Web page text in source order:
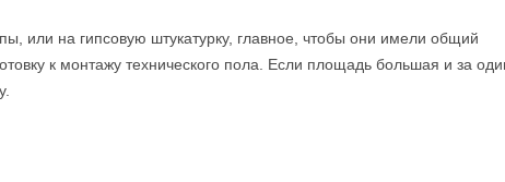
или на гипсовую штукатурку, главное, чтобы они имели общий
к монтажу технического пола. Если площадь большая и за